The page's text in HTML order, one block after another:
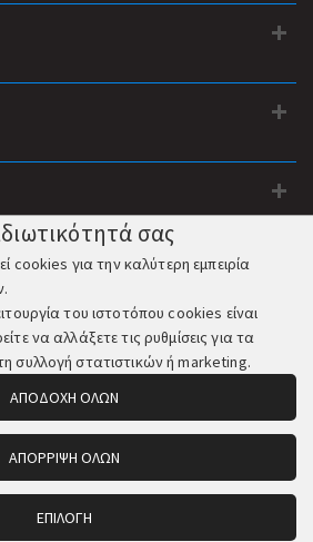
Κατασκευή και Φιλοξενία:
Komvos.gr
σας
cookies για την καλύτερη εμπειρία
του ιστοτόπου cookies είναι
να αλλάξετε τις ρυθμίσεις για τα
συλλογή στατιστικών ή marketing.
ΑΠΟΔΟΧΗ ΟΛΩΝ
ΑΠΟΡΡΙΨΗ ΟΛΩΝ
ΕΠΙΛΟΓΗ